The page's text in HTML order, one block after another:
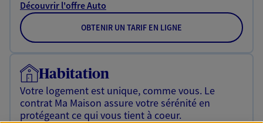
Découvrir l'offre Auto
OBTENIR UN TARIF EN LIGNE
Habitation
Votre logement est unique, comme vous. Le
contrat Ma Maison assure votre sérénité en
protégeant ce qui vous tient à coeur.